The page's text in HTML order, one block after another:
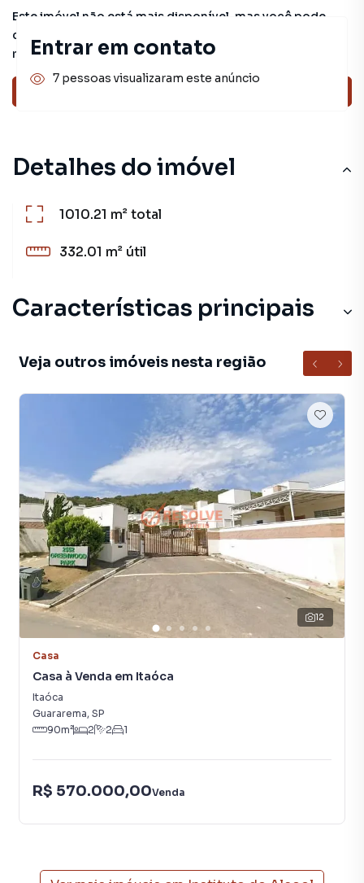
Este imóvel não está mais disponível, mas você pode
conferir outros em nosso site ou deixar seu contato para
receber mais informações.
Detalhes do imóvel
1010.21 m²total
332.01 m² útil
Características principais
Veja outros imóveis nesta região
12
Casa
Casa à Venda em Itaóca
Itaóca
Guararema, SP
90m² 2 2 1
R$ 570.000,00Venda
Entrar em contato
7 pessoas visualizaram este anúncio